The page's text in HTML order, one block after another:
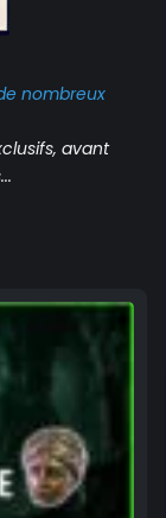
nombreux
avant